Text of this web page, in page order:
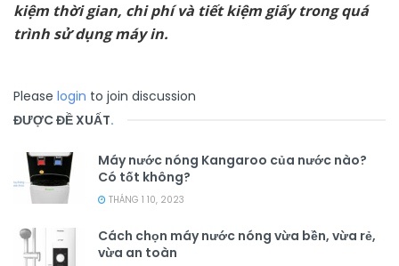
kiệm thời gian, chi phí và tiết kiệm giấy trong quá
trình sử dụng máy in.
Please login to join discussion
ĐƯỢC ĐỀ XUẤT.
Máy nước nóng Kangaroo của nước nào?
Có tốt không?
THÁNG 1 10, 2023
Cách chọn máy nước nóng vừa bền, vừa rẻ,
vừa an toàn